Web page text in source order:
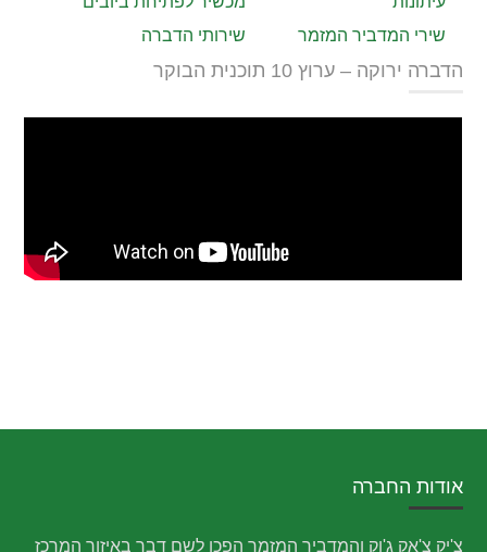
שירותי הדברה
שירי המדביר המזמר
הדברה ירוקה – ערוץ 10 תוכנית הבוקר
אודות החברה
צ'יק צ'אק ג'וק והמדביר המזמר הפכו לשם דבר באיזור המרכז